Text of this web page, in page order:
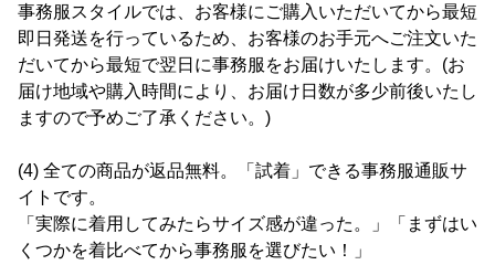
事務服スタイルでは、お客様にご購入いただいてから最短
即日発送を行っているため、お客様のお手元へご注文いた
だいてから最短で翌日に事務服をお届けいたします。(お
届け地域や購入時間により、お届け日数が多少前後いたし
ますので予めご了承ください。)
(4) 全ての商品が返品無料。「試着」できる事務服通販サ
イトです。
「実際に着用してみたらサイズ感が違った。」「まずはい
くつかを着比べてから事務服を選びたい！」